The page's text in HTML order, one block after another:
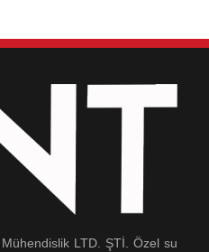
LTD. ŞTİ. Özel su